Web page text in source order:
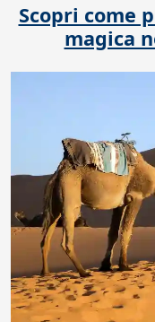
Scopri come
magica